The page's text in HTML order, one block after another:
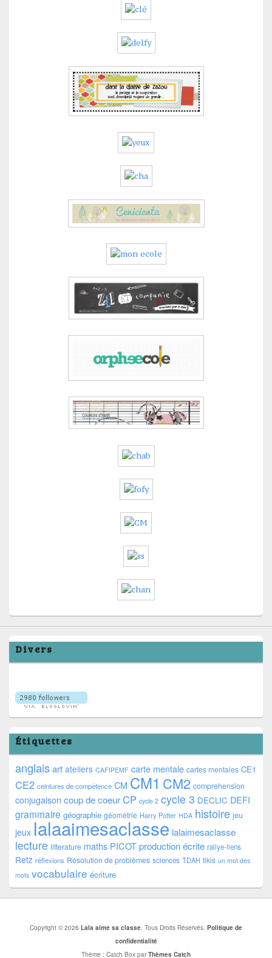
Divers
Étiquettes
anglaisart ateliers CAFIPEMF carte mentale cartes mentales CE1
CE2 ceintures de compétence CM CM1 CM2 comprehension
conjugaison coup de coeurCP cycle 2 cycle 3 DECLIC DEFI
grammaire géographie géométrie Harry Potter HDA histoire jeu
jeux lalaaimesaclasse lalaimesaclasse
lecture litterature maths PICOTproduction écrite rallye-liens
Retz réflexions Résolution de problèmes sciences TDAH tikis un mot des
mots vocabulaire écriture
Copyright © 2026 Lala aime sa classe. Tous Droits Réservés. Politique de
confidentialité
Thème : Catch Box parThèmes Catch